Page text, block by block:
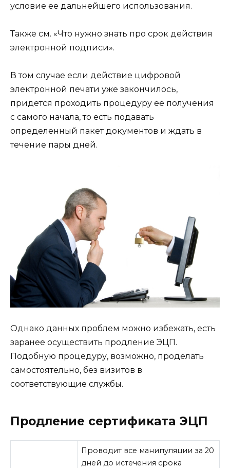
условие ее дальнейшего использования.
Также см. «Что нужно знать про срок действия
электронной подписи».
В том случае если действие цифровой
электронной печати уже закончилось,
придется проходить процедуру ее получения
с самого начала, то есть подавать
определенный пакет документов и ждать в
течение пары дней.
Однако данных проблем можно избежать, есть
заранее осуществить продление ЭЦП.
Подобную процедуру, возможно, проделать
самостоятельно, без визитов в
соответствующие службы.
Продление сертификата ЭЦП
Проводит все манипуляции за 20
дней до истечения срока